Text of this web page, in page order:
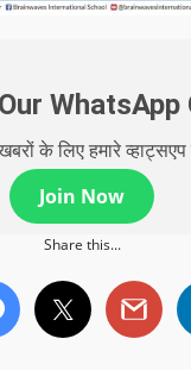
WhatsApp
के लिए हमारे
Join Now
Share this...